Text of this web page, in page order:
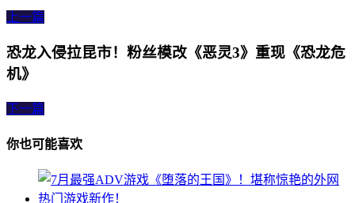
上一篇
恐龙入侵拉昆市！粉丝模改《恶灵3》重现《恐龙危
机》
下一篇
你也可能喜欢